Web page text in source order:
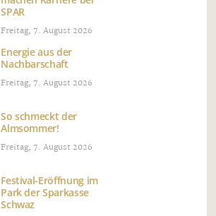
SPAR
Freitag, 7. August 2026
Energie aus der
Nachbarschaft
Freitag, 7. August 2026
So schmeckt der
Almsommer!
Freitag, 7. August 2026
Festival-Eröffnung im
Park der Sparkasse
Schwaz